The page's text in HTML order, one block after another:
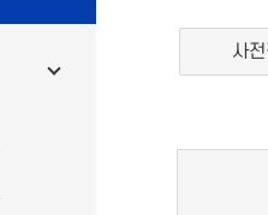
사